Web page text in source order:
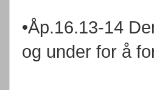
•Åp.16.13-14
og under for å